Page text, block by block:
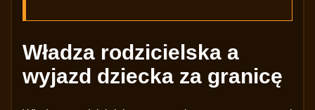
Władza rodzicielska a
wyjazd dziecka za granicę